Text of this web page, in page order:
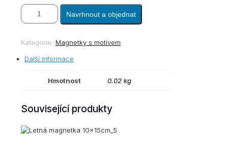
10x15_20
množství
Navrhnout a objednat
Kategorie: Magnetky s motivem
Další informace
Hmotnost 0.02 kg
Související produkty